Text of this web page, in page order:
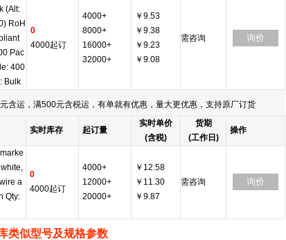
(Alt:
RoH
Pac
400
Bulk
0
4000起订
4000+
8000+
16000+
32000+
￥9.53
￥9.38
￥9.23
￥9.08
需咨询 询价
含运，满500元含税运，有单就有优惠，量大更优惠，支持原厂订货
实时库存 起订量
实时单价
(含税)
货期
(工作日)
操作
a
Qty:
0
4000起订
4000+
12000+
20000+
￥12.58
￥11.30
￥9.87
需咨询 询价
类似型号及规格参数